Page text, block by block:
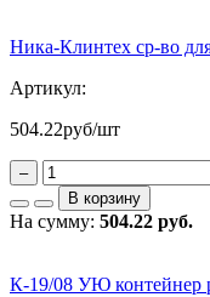
Ника-Клинтех ср-во
Артикул:
504.22руб/шт
–
В корзину
На сумму: 504.22 руб.
К-19/08 УЮ контейнер